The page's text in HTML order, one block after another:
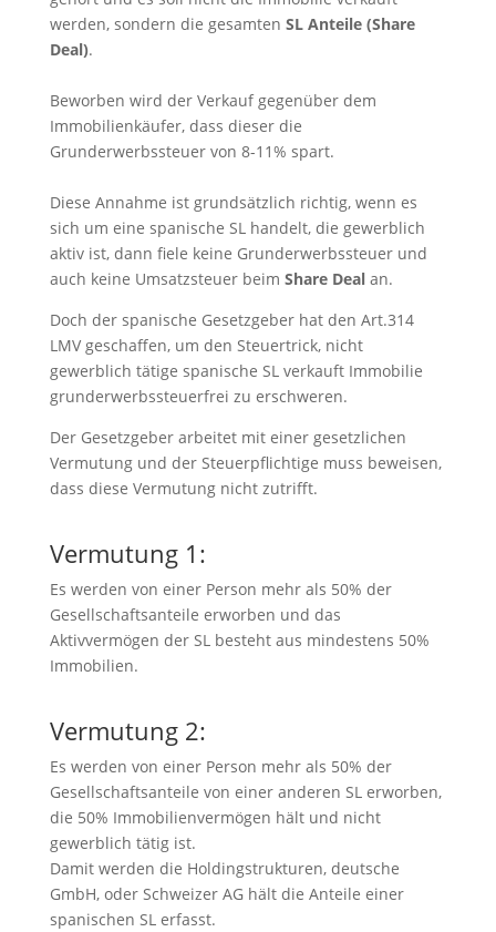
werden, sondern die gesamten SL Anteile (Share
Deal).
Beworben wird der Verkauf gegenüber dem
Immobilienkäufer, dass dieser die
Grunderwerbssteuer von 8-11% spart.
Diese Annahme ist grundsätzlich richtig, wenn es
sich um eine spanische SL handelt, die gewerblich
aktiv ist, dann fiele keine Grunderwerbssteuer und
auch keine Umsatzsteuer beim Share Dealan.
Doch der spanische Gesetzgeber hat den Art.314
LMV geschaffen, um den Steuertrick, nicht
gewerblich tätige spanische SL verkauft Immobilie
grunderwerbssteuerfrei zu erschweren.
Der Gesetzgeber arbeitet mit einer gesetzlichen
Vermutung und der Steuerpflichtige muss beweisen,
dass diese Vermutung nicht zutrifft.
Vermutung 1:
Es werden von einer Person mehr als 50% der
Gesellschaftsanteile erworben und das
Aktivvermögen der SL besteht aus mindestens 50%
Immobilien.
Vermutung 2:
Es werden von einer Person mehr als 50% der
Gesellschaftsanteile von einer anderen SL erworben,
die 50% Immobilienvermögen hält und nicht
gewerblich tätig ist.
Damit werden die Holdingstrukturen, deutsche
GmbH, oder Schweizer AG hält die Anteile einer
spanischen SL erfasst.